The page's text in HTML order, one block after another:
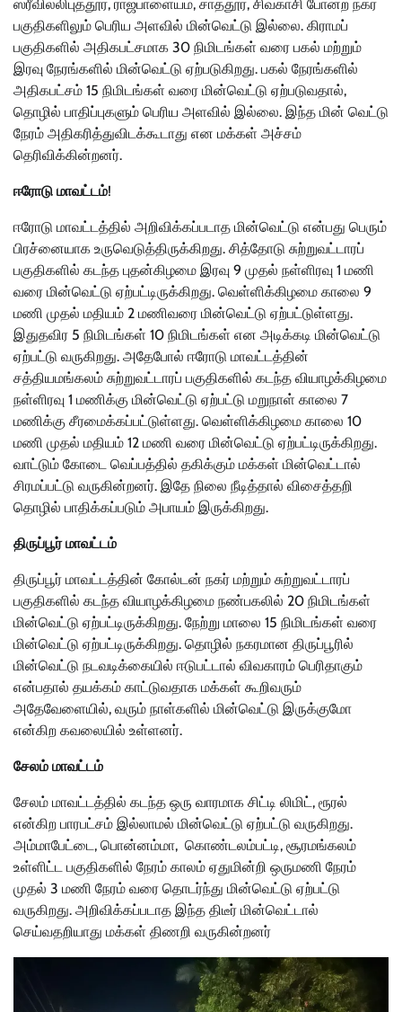
ஸ்ரீவில்லிபுத்தூர், ராஜபாளையம், சாத்தூர், சிவகாசி போன்ற நகர்
பகுதிகளிலும் பெரிய அளவில் மின்வெட்டு இல்லை. கிராமப்
பகுதிகளில் அதிகபட்சமாக 30 நிமிடங்கள் வரை பகல் மற்றும்
இரவு நேரங்களில் மின்வெட்டு ஏற்படுகிறது. பகல் நேரங்களில்
அதிகபட்சம் 15 நிமிடங்கள் வரை மின்வெட்டு ஏற்படுவதால்,
தொழில் பாதிப்புகளும் பெரிய அளவில் இல்லை. இந்த மின் வெட்டு
நேரம் அதிகரித்துவிடக்கூடாது என மக்கள் அச்சம்
தெரிவிக்கின்றனர்.
ஈரோடு மாவட்டம்!
ஈரோடு மாவட்டத்தில் அறிவிக்கப்படாத மின்வெட்டு என்பது பெரும்
பிரச்னையாக உருவெடுத்திருக்கிறது. சித்தோடு சுற்றுவட்டாரப்
பகுதிகளில் கடந்த புதன்கிழமை இரவு 9 முதல் நள்ளிரவு 1 மணி
வரை மின்வெட்டு ஏற்பட்டிருக்கிறது. வெள்ளிக்கிழமை காலை 9
மணி முதல் மதியம் 2 மணிவரை மின்வெட்டு ஏற்பட்டுள்ளது.
இதுதவிர 5 நிமிடங்கள் 10 நிமிடங்கள் என அடிக்கடி மின்வெட்டு
ஏற்பட்டு வருகிறது. அதேபோல் ஈரோடு மாவட்டத்தின்
சத்தியமங்கலம் சுற்றுவட்டாரப் பகுதிகளில் கடந்த வியாழக்கிழமை
நள்ளிரவு 1 மணிக்கு மின்வெட்டு ஏற்பட்டு மறுநாள் காலை 7
மணிக்கு சீரமைக்கப்பட்டுள்ளது. வெள்ளிக்கிழமை காலை 10
மணி முதல் மதியம் 12 மணி வரை மின்வெட்டு ஏற்பட்டிருக்கிறது.
வாட்டும் கோடை வெப்பத்தில் தகிக்கும் மக்கள் மின்வெட்டால்
சிரமப்பட்டு வருகின்றனர். இதே நிலை நீடித்தால் விசைத்தறி
தொழில் பாதிக்கப்படும் அபாயம் இருக்கிறது.
திருப்பூர் மாவட்டம்
திருப்பூர் மாவட்டத்தின் கோல்டன் நகர் மற்றும் சுற்றுவட்டாரப்
பகுதிகளில் கடந்த வியாழக்கிழமை நண்பகலில் 20 நிமிடங்கள்
மின்வெட்டு ஏற்பட்டிருக்கிறது. நேற்று மாலை 15 நிமிடங்கள் வரை
மின்வெட்டு ஏற்பட்டிருக்கிறது. தொழில் நகரமான திருப்பூரில்
மின்வெட்டு நடவடிக்கையில் ஈடுபட்டால் விவகாரம் பெரிதாகும்
என்பதால் தயக்கம் காட்டுவதாக மக்கள் கூறிவரும்
அதேவேளையில், வரும் நாள்களில் மின்வெட்டு இருக்குமோ
என்கிற கவலையில் உள்ளனர்.
சேலம் மாவட்டம்
சேலம் மாவட்டத்தில் கடந்த ஒரு வாரமாக சிட்டி லிமிட், ரூரல்
என்கிற பாரபட்சம் இல்லாமல் மின்வெட்டு ஏற்பட்டு வருகிறது.
அம்மாபேட்டை, பொன்னம்மா, கொண்டலம்பட்டி, சூரமங்கலம்
உள்ளிட்ட பகுதிகளில் நேரம் காலம் ஏதுமின்றி ஒருமணி நேரம்
முதல் 3 மணி நேரம் வரை தொடர்ந்து மின்வெட்டு ஏற்பட்டு
வருகிறது. அறிவிக்கப்படாத இந்த திடீர் மின்வெட்டால்
செய்வதறியாது மக்கள் திணறி வருகின்றனர்